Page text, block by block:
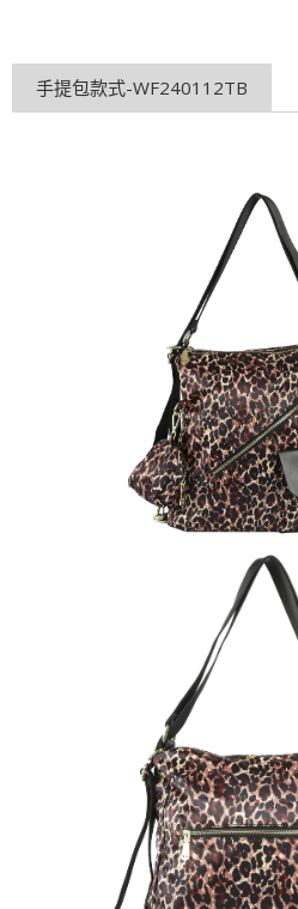
手提包款式-WF240112TB